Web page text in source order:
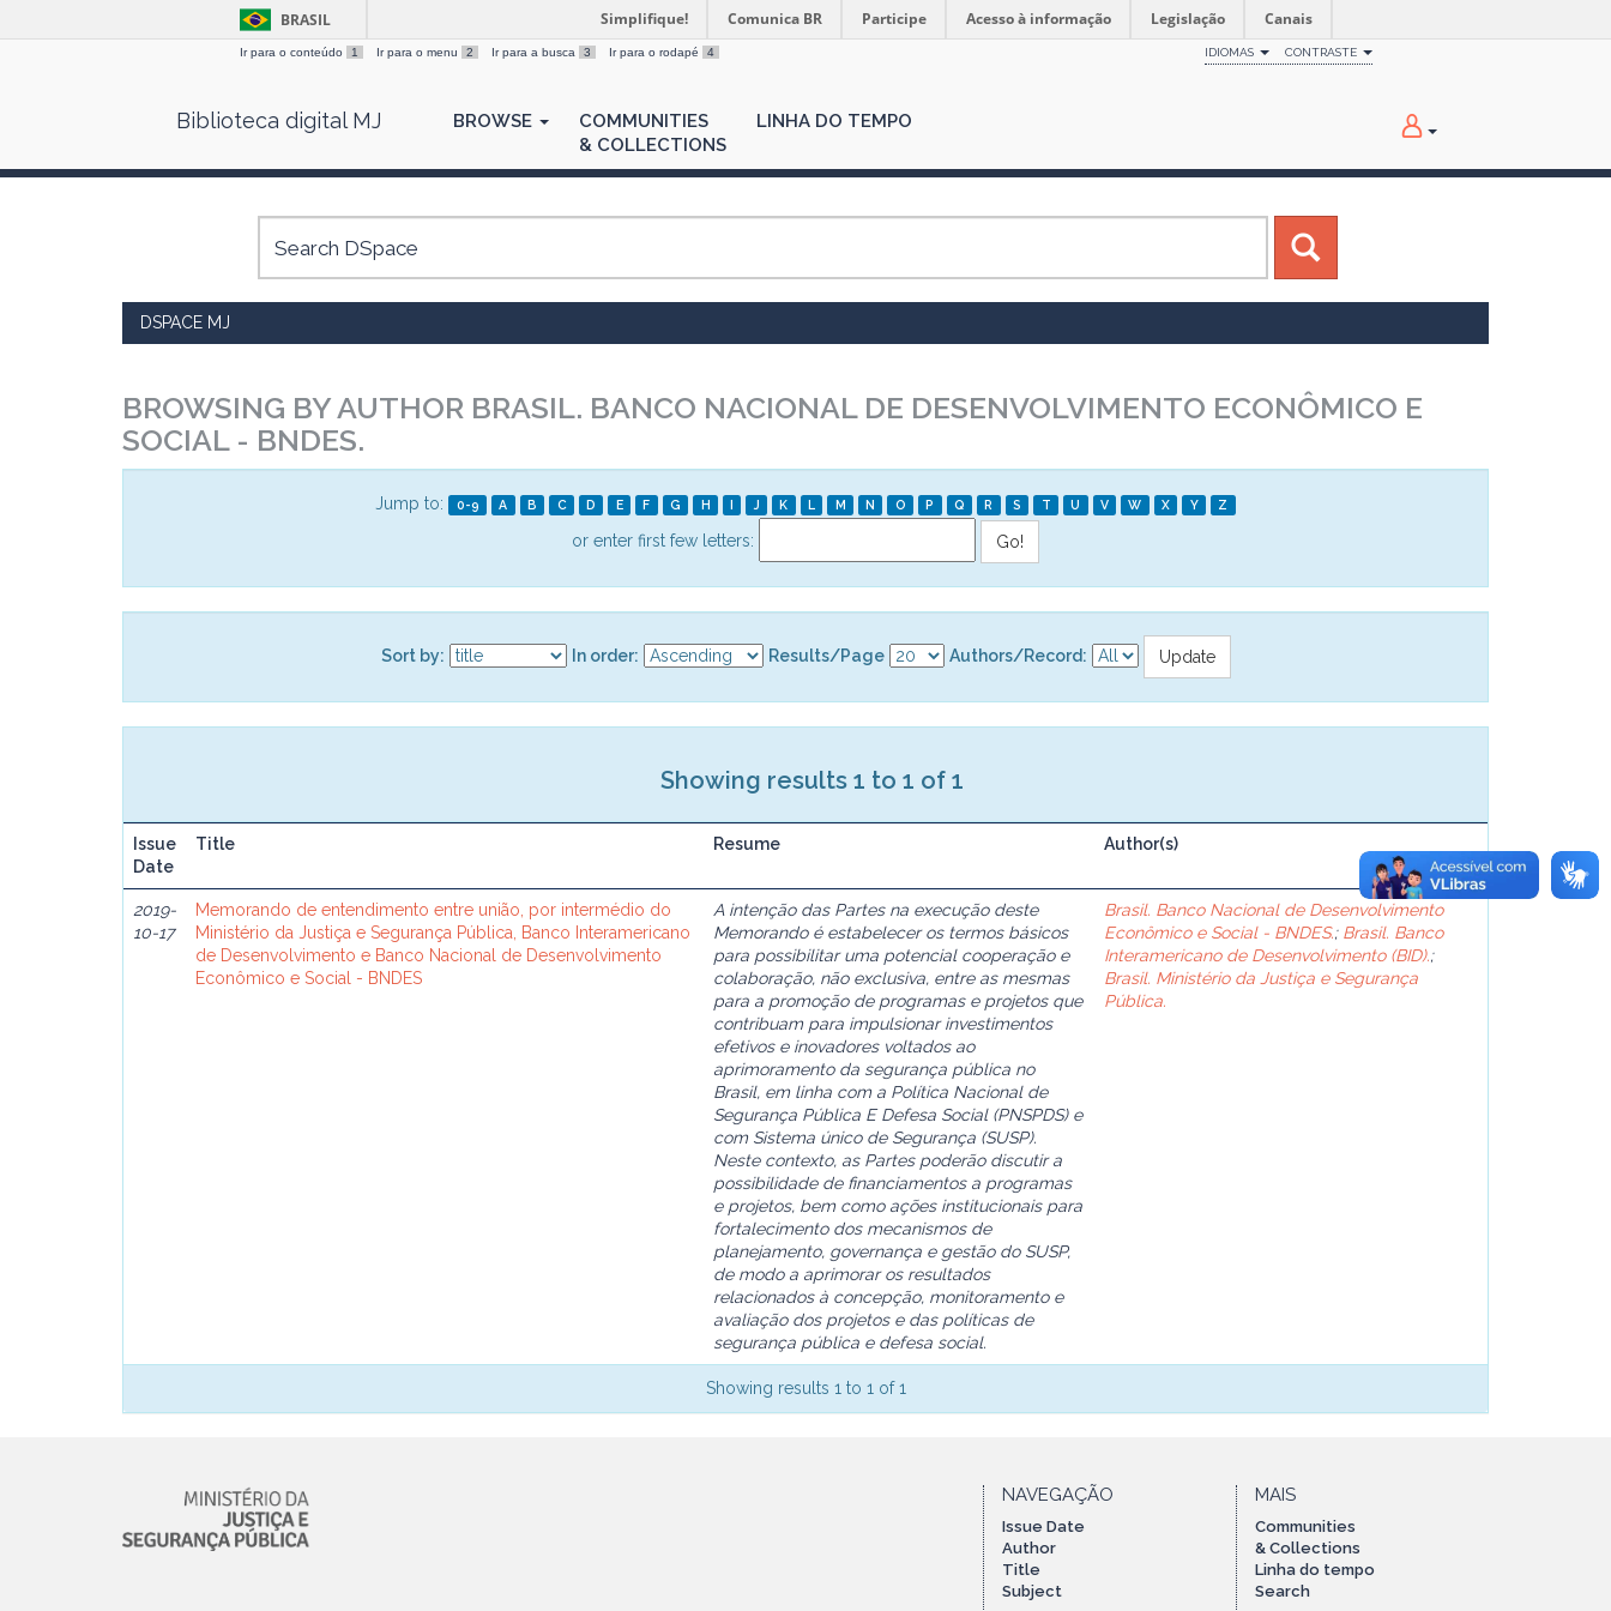
BRASIL Simplifique! Comunica BR Participe Acesso à informação Legislação Canais
Ir para o conteúdo 1 Ir para o menu 2 Ir para a busca 3 Ir para o rodapé 4 IDIOMAS CONTRASTE
Biblioteca digital MJ BROWSE
COMMUNITIES
& COLLECTIONS
LINHA DO TEMPO
DSPACE MJ
BROWSING BY AUTHOR BRASIL. BANCO NACIONAL DE DESENVOLVIMENTO ECONÔMICO E
SOCIAL - BNDES.
Jump to: 0-9 A B C D E F G H I J K L M N O P Q R S T U V W X Y Z
or enter first few letters:
Sort by: In order: Results/Page Authors/Record:
Showing results 1 to 1 of 1
Issue
Date
Title Resume Author(s)
2019-
10-17
Memorando de entendimento entre união, por intermédio do
Ministério da Justiça e Segurança Pública, Banco Interamericano
de Desenvolvimento e Banco Nacional de Desenvolvimento
Econômico e Social - BNDES
A intenção das Partes na execução deste
Memorando é estabelecer os termos básicos
para possibilitar uma potencial cooperação e
colaboração, não exclusiva, entre as mesmas
para a promoção de programas e projetos que
contribuam para impulsionar investimentos
efetivos e inovadores voltados ao
aprimoramento da segurança pública no
Brasil, em linha com a Política Nacional de
Segurança Pública E Defesa Social (PNSPDS) e
com Sistema único de Segurança (SUSP).
Neste contexto, as Partes poderão discutir a
possibilidade de financiamentos a programas
e projetos, bem como ações institucionais para
fortalecimento dos mecanismos de
planejamento, governança e gestão do SUSP,
de modo a aprimorar os resultados
relacionados à concepção, monitoramento e
avaliação dos projetos e das políticas de
segurança pública e defesa social.
Brasil. Banco Nacional de Desenvolvimento
Econômico e Social - BNDES.; Brasil. Banco
Interamericano de Desenvolvimento (BID).;
Brasil. Ministério da Justiça e Segurança
Pública.
Showing results 1 to 1 of 1
NAVEGAÇÃO
Issue Date
Author
Title
Subject
MAIS
Communities
& Collections
Linha do tempo
Search